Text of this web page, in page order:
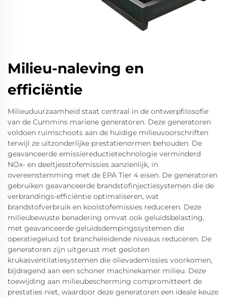
Milieu-naleving en
efficiëntie
Milieuduurzaamheid staat centraal in de ontwerpfilosofie
van de Cummins mariene generatoren. Deze generatoren
voldoen ruimschoots aan de huidige milieuvoorschriften
terwijl ze uitzonderlijke prestatienormen behouden. De
geavanceerde emissiereductietechnologie verminderd
NOx- en deeltjesstofemissies aanzienlijk, in
overeenstemming met de EPA Tier 4 eisen. De generatoren
gebruiken geavanceerde brandstofinjectiesystemen die de
verbrandings-efficiëntie optimaliseren, wat
brandstofverbruik en koolstofemissies reduceren. Deze
milieubewuste benadering omvat ook geluidsbelasting,
met geavanceerde geluidsdempingssystemen die
operatiegeluid tot brancheleidende niveaus reduceren. De
generatoren zijn uitgerust met gesloten
krukasventilatiesystemen die olievademissies voorkomen,
bijdragend aan een schoner machinekamer milieu. Deze
toewijding aan milieubescherming compromitteert de
prestaties niet, waardoor deze generatoren een ideale keuze